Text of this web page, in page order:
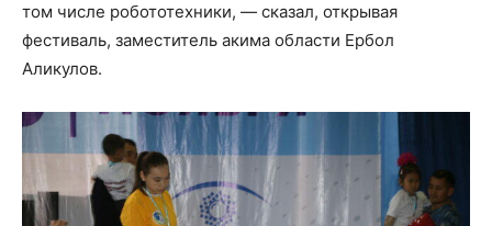
том числе робототехники, — сказал, открывая
фестиваль, заместитель акима области Ербол
Аликулов.